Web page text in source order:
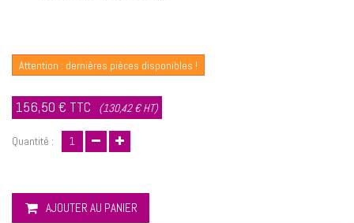
Attention : dernières pièces disponibles !
156,50 € TTC (130,42 € HT)
Quantité :
AJOUTER AU PANIER